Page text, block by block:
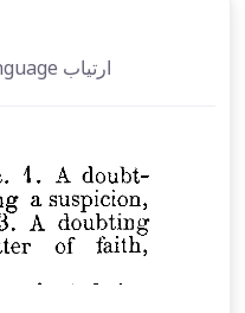
English-Ottoman Turkish language ارتياب